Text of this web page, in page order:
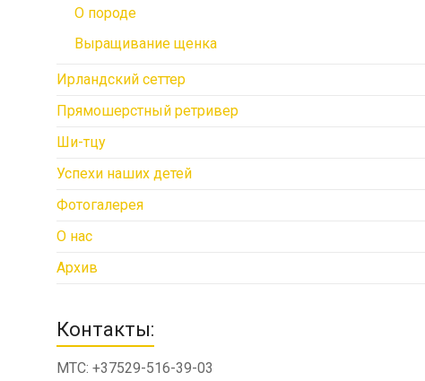
О породе
Выращивание щенка
Ирландский сеттер
Прямошерстный ретривер
Ши-тцу
Успехи наших детей
Фотогалерея
О нас
Архив
Контакты:
МТС: +37529-516-39-03